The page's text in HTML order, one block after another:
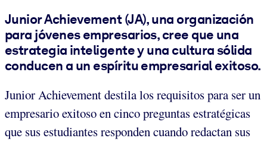
Junior Achievement (JA), una organización
para jóvenes empresarios, cree que una
estrategia inteligente y una cultura sólida
conducen a un espíritu empresarial exitoso.
Junior Achievement destila los requisitos para ser un
empresario exitoso en cinco preguntas estratégicas
que sus estudiantes responden cuando redactan sus